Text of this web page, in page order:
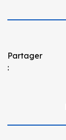
Partager
: